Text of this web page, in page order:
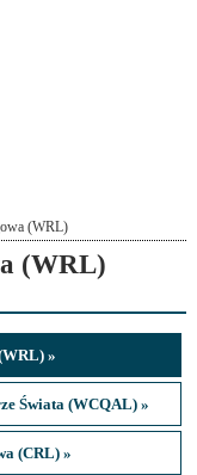
(WRL)
(WRL)
»
Świata (WCQAL) »
(CRL) »